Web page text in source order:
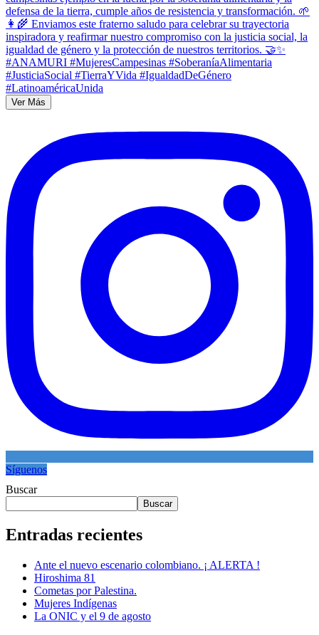
Ver Más
Síguenos
Buscar
Buscar
Entradas recientes
Ante el nuevo escenario colombiano. ¡ ALERTA !
Hiroshima 81
Cometas por Palestina.
Mujeres Indígenas
La ONIC y el 9 de agosto